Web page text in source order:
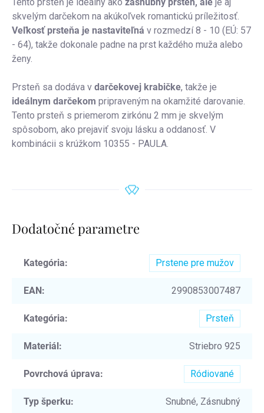
Tento prsteň je ideálny ako zásnubný prsteň, ale je aj
skvelým darčekom na akúkoľvek romantickú príležitosť.
Veľkosť prsteňa je nastaviteľná v rozmedzí 8 - 10 (EÚ: 57
- 64), takže dokonale padne na prst každého muža alebo
ženy.
Prsteň sa dodáva v darčekovej krabičke, takže je
ideálnym darčekom pripraveným na okamžité darovanie.
Tento prsteň s priemerom zirkónu 2 mm je skvelým
spôsobom, ako prejaviť svoju lásku a oddanosť. V
kombinácii s krúžkom 10355 - PAULA.
Dodatočné parametre
Kategória: Prstene pre mužov
EAN: 2990853007487
Kategória: Prsteň
Materiál: Striebro 925
Povrchová úprava: Ródiované
Typ šperku: Snubné, Zásnubný